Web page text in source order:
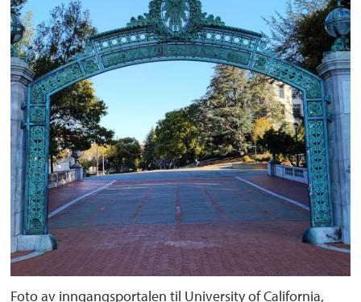
Foto av inngangsportalen til University of California,